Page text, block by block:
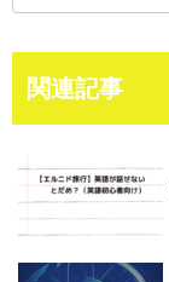
関連記事